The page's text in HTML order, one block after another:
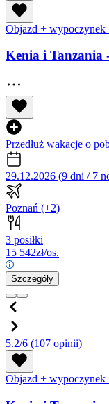
Objazd + wypoczynek
Kenia i Tanzania
Przedłuż wakacje o
29.12.2026 (9 dni / 7
Poznań (+2)
3 posiłki
15 542zł/os.
Szczegóły
5.2/6 (107 opinii)
Objazd + wypoczynek